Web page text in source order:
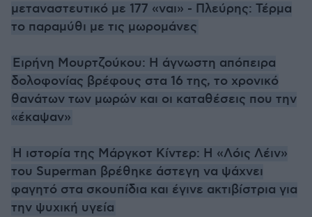
μεταναστευτικό με 177 «ναι» - Πλεύρης: Τέρμα
το παραμύθι με τις μωρομάνες
Ειρήνη Μουρτζούκου: Η άγνωστη απόπειρα
δολοφονίας βρέφους στα 16 της, το χρονικό
θανάτων των μωρών και οι καταθέσεις που την
«έκαψαν»
Η ιστορία της Μάργκοτ Κίντερ: Η «Λόις Λέιν»
του Superman βρέθηκε άστεγη να ψάχνει
φαγητό στα σκουπίδια και έγινε ακτιβίστρια για
την ψυχική υγεία